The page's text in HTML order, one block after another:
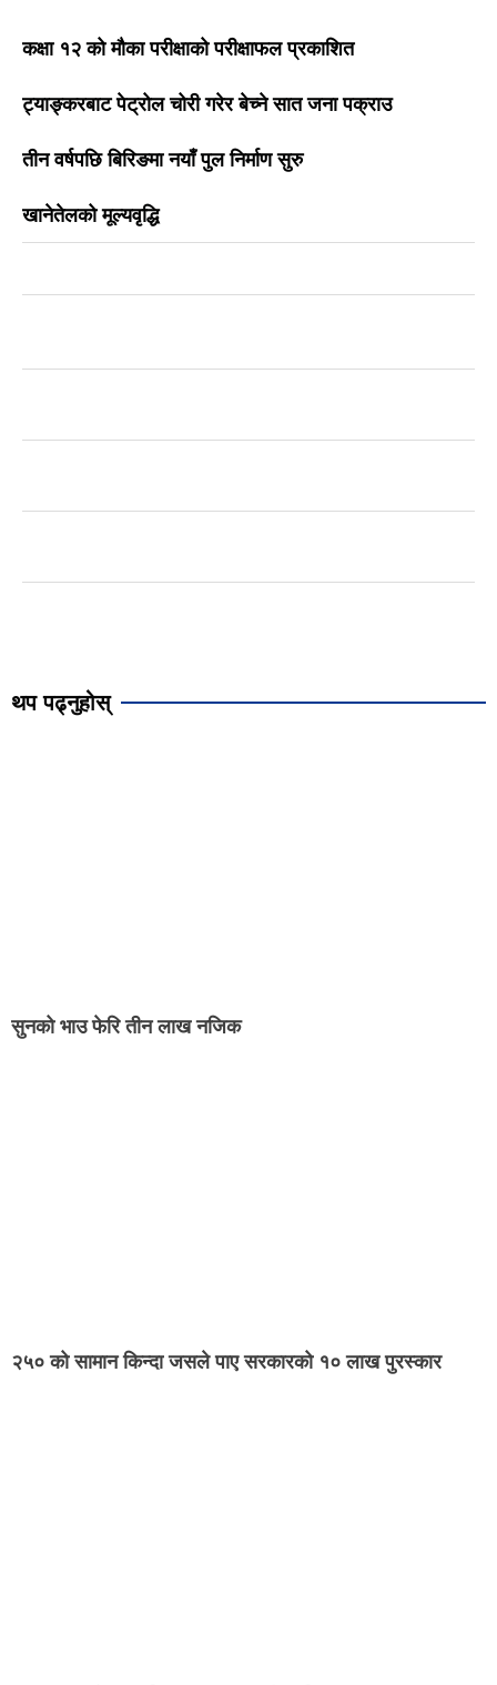
कक्षा १२ को मौका परीक्षाको परीक्षाफल प्रकाशित
ट्याङ्करबाट पेट्रोल चोरी गरेर बेच्ने सात जना पक्राउ
तीन वर्षपछि बिरिङमा नयाँ पुल निर्माण सुरु
खानेतेलको मूल्यवृद्धि
थप पढ्नुहोस्
सुनको भाउ फेरि तीन लाख नजिक
२५० को सामान किन्दा जसले पाए सरकारको १० लाख पुरस्कार